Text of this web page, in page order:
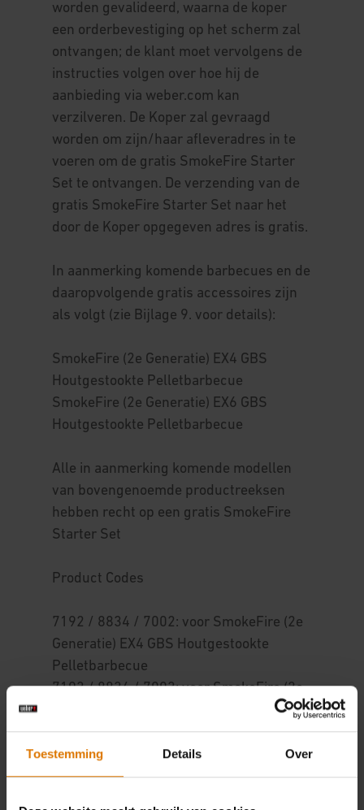
Toestemming Details Over
worden gevalideerd, waarna de koper
een orderbevestiging op het scherm zal
ontvangen; de klant moet vervolgens de
instructies volgen over hoe hij de
aanbieding via weber.com kan
verzilveren. De Koper zal gevraagd
worden om zijn/haar afleveradres in te
voeren om de gratis SmokeFire Starter
Set te ontvangen. De verzending van de
gratis SmokeFire Starter Set naar het
door de Koper opgegeven adres is gratis.
In aanmerking komende barbecues en de
daaropvolgende gratis accessoires zijn
als volgt (zie Bijlage 9. voor details):
SmokeFire (2e Generatie) EX4 GBS
Houtgestookte Pelletbarbecue
SmokeFire (2e Generatie) EX6 GBS
Houtgestookte Pelletbarbecue
Alle in aanmerking komende modellen
van bovengenoemde productreeksen
hebben recht op een gratis SmokeFire
Starter Set
Product Codes
7192 / 8834 / 7002: voor SmokeFire (2e
Generatie) EX4 GBS Houtgestookte
Pelletbarbecue
7193 / 8834 / 7003: voor SmokeFire (2e
Pelletbarbecue
(afhankelijk van de grootte van de